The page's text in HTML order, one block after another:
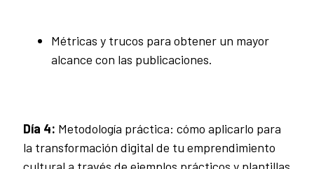
Métricas y trucos para obtener un mayor
alcance con las publicaciones.
Día 4: Metodología práctica: cómo aplicarlo para
la transformación digital de tu emprendimiento